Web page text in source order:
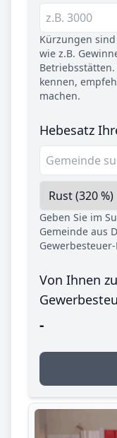
Kürzungen
wie z.B.
kennen,
machen.
Hebesatz
Geben Sie im
Gemeinde aus
Von Ihnen
-